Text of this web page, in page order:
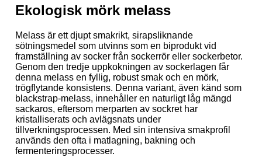
Ekologisk mörk melass
Melass är ett djupt smakrikt, sirapsliknande
sötningsmedel som utvinns som en biprodukt vid
framställning av socker från sockerrör eller sockerbetor.
Genom den tredje uppkokningen av sockerlagen får
denna melass en fyllig, robust smak och en mörk,
trögflytande konsistens. Denna variant, även känd som
blackstrap-melass, innehåller en naturligt låg mängd
sackaros, eftersom merparten av sockret har
kristalliserats och avlägsnats under
tillverkningsprocessen. Med sin intensiva smakprofil
används den ofta i matlagning, bakning och
fermenteringsprocesser.